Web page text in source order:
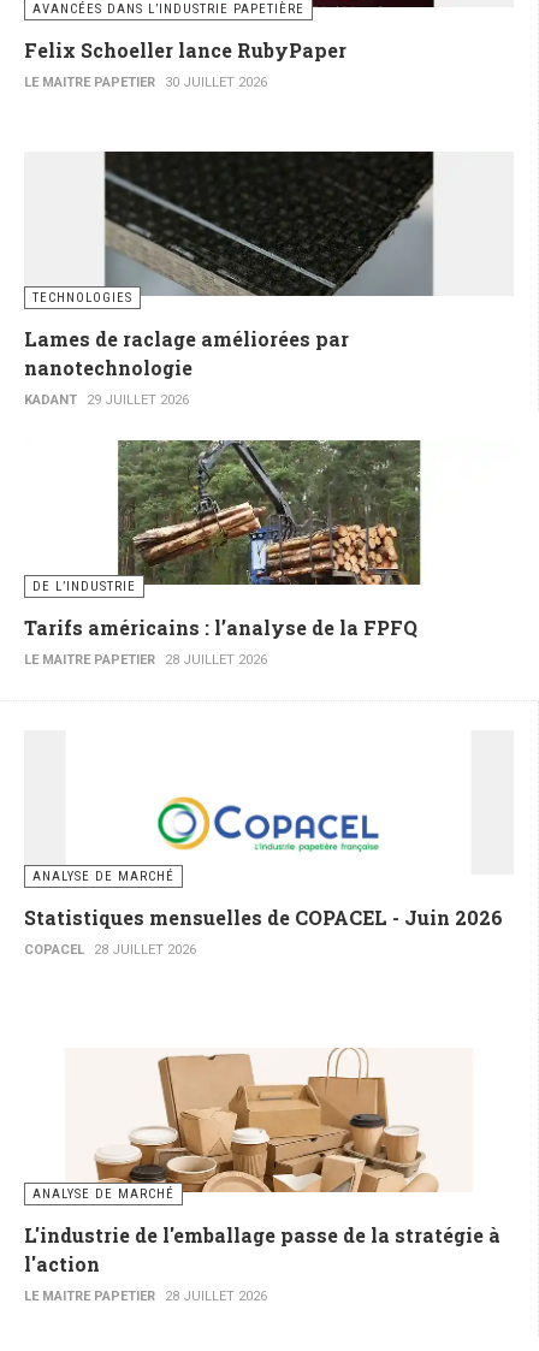
AVANCÉES DANS L’INDUSTRIE PAPETIÈRE
Felix Schoeller lance RubyPaper
LE MAITRE PAPETIER 30 JUILLET 2026
TECHNOLOGIES
Lames de raclage améliorées par
nanotechnologie
KADANT 29 JUILLET 2026
DE L’INDUSTRIE
Tarifs américains : l’analyse de la FPFQ
LE MAITRE PAPETIER 28 JUILLET 2026
ANALYSE DE MARCHÉ
Statistiques mensuelles de COPACEL - Juin 2026
COPACEL 28 JUILLET 2026
ANALYSE DE MARCHÉ
L'industrie de l'emballage passe de la stratégie à
l'action
LE MAITRE PAPETIER 28 JUILLET 2026